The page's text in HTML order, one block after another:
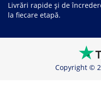
Livrări rapide și de
la fiecare etapă.
Copyright ©